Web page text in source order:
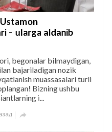
– ularga aldanib
begonalar bilmaydigan,
bajariladigan nozik
muassasalari turli
Bizning ushbu
i...
